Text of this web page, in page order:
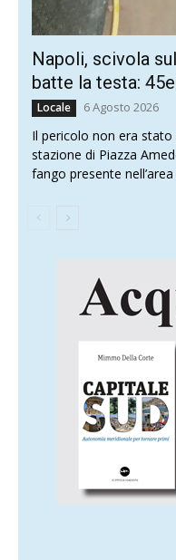
Napoli, scivola
batte la testa:
Locale 6 Agosto 2026
Il pericolo non era
stazione di Piazza
fango presente